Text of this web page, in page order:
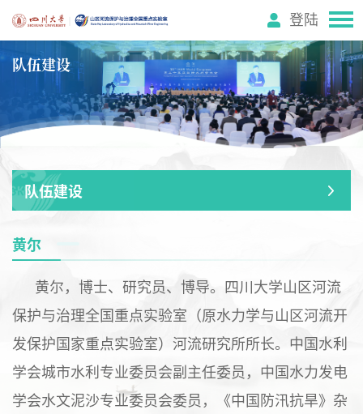
登陆
队伍建设
队伍建设
黄尔
黄尔，博士、研究员、博导。四川大学山区河流
保护与治理全国重点实验室（原水力学与山区河流开
发保护国家重点实验室）河流研究所所长。中国水利
学会城市水利专业委员会副主任委员，中国水力发电
学会水文泥沙专业委员会委员，《中国防汛抗旱》杂